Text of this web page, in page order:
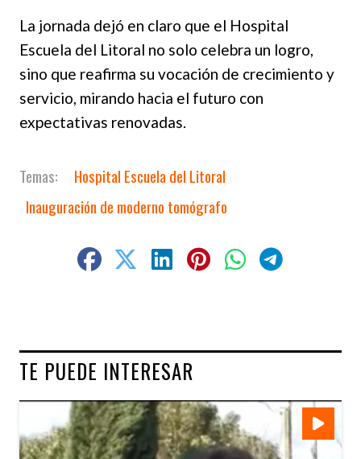
La jornada dejó en claro que el Hospital
Escuela del Litoral no solo celebra un logro,
sino que reafirma su vocación de crecimiento y
servicio, mirando hacia el futuro con
expectativas renovadas.
Hospital Escuela del Litoral
Inauguración de moderno tomógrafo
TE PUEDE INTERESAR